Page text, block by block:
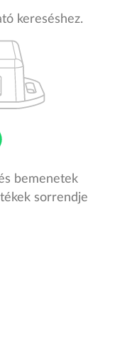
kereséshez.
bemenetek
sorrendje